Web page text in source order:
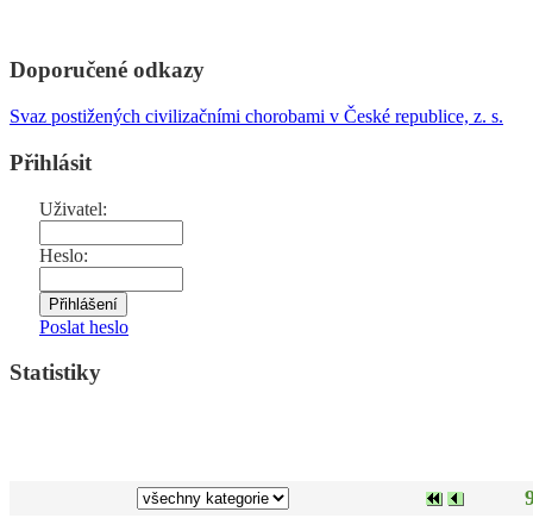
Doporučené odkazy
Svaz postižených civilizačními chorobami v České republice, z. s.
Přihlásit
Uživatel:
Heslo:
Poslat heslo
Statistiky